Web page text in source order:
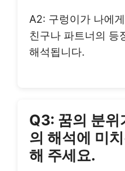
A2: 구렁이가 나에
친구나 파트너의 등
해석됩니다.
Q3: 꿈의 분위
의 해석에 미
해 주세요.